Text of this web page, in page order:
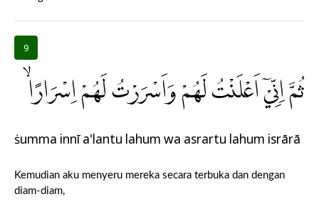
9
ثُمَّ اِنِّيْٓ اَعْلَنْتُ لَهُمْ وَاَسْرَرْتُ لَهُمْ اِسْرَارًاۙ
ṡumma innī a'lantu lahum wa asrartu lahum isrārā
Kemudian aku menyeru mereka secara terbuka dan dengan
diam-diam,